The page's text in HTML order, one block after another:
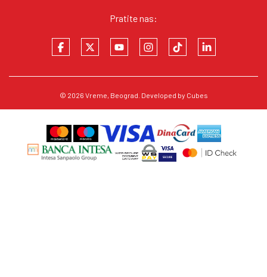
Pratite nas:
© 2026 Vreme, Beograd. Developed by Cubes